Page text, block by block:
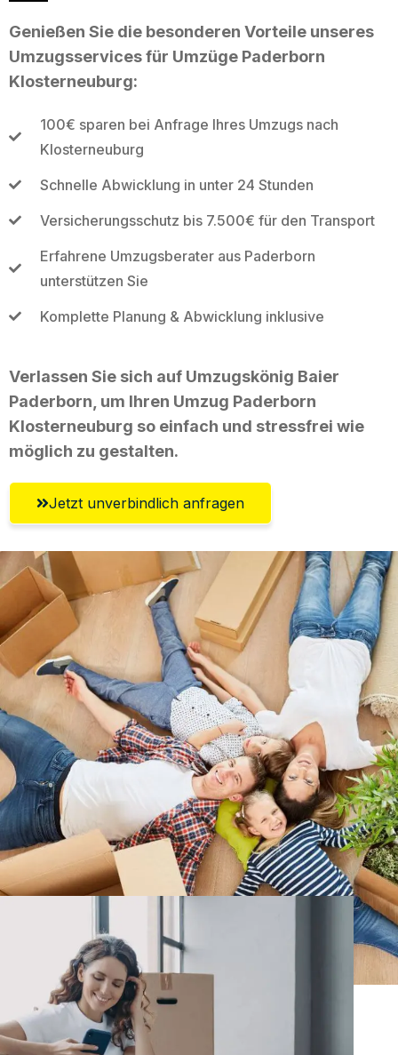
Genießen Sie die besonderen Vorteile unseres
Umzugsservices für Umzüge Paderborn
Klosterneuburg:
100€ sparen bei Anfrage Ihres Umzugs nach
Klosterneuburg
Schnelle Abwicklung in unter 24 Stunden
Versicherungsschutz bis 7.500€ für den Transport
Erfahrene Umzugsberater aus Paderborn
unterstützen Sie
Komplette Planung & Abwicklung inklusive
Verlassen Sie sich auf Umzugskönig Baier
Paderborn, um Ihren Umzug Paderborn
Klosterneuburg so einfach und stressfrei wie
möglich zu gestalten.
Jetzt unverbindlich anfragen